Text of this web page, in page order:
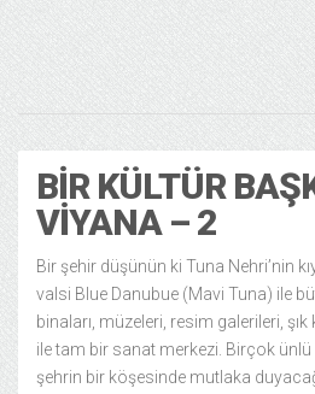
BIR KÜLTÜR
VIYANA – 2
Bir şehir düşünün ki Tuna Nehri’nin
valsi Blue Danubue (Mavi Tuna) ile
binaları, müzeleri, resim galerileri,
ile tam bir sanat merkezi. Birçok ünlü
şehrin bir köşesinde mutlaka